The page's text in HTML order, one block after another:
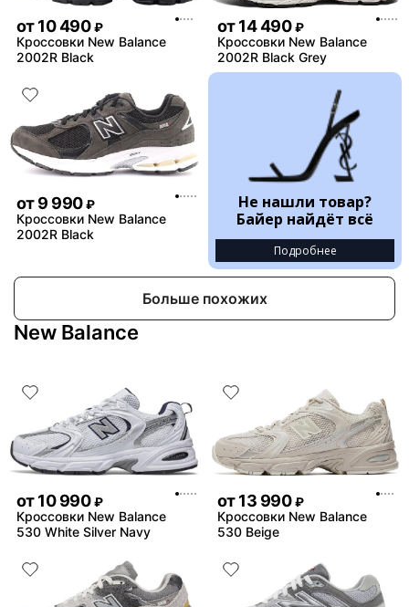
от10 490 ₽
Кроссовки New Balance
2002R Black
от14 490 ₽
Кроссовки New Balance
2002R Black Grey
от9 990 ₽
Кроссовки New Balance
2002R Black
Не нашли товар?
Байер найдёт всё
Подробнее
Больше похожих
New Balance
от10 990 ₽
Кроссовки New Balance
530 White Silver Navy
от13 990 ₽
Кроссовки New Balance
530 Beige